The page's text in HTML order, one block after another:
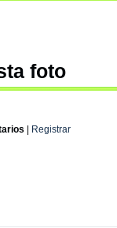
foto
Registrar